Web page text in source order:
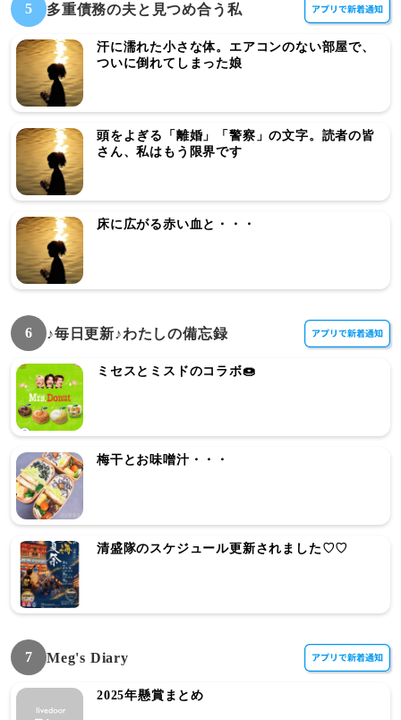
5 多重債務の夫と見つめ合う私
汗に濡れた小さな体。エアコンのない部屋で、
ついに倒れてしまった娘
頭をよぎる「離婚」「警察」の文字。読者の皆
さん、私はもう限界です
床に広がる赤い血と・・・
6 ♪毎日更新♪わたしの備忘録
ミセスとミスドのコラボ🍩
梅干とお味噌汁・・・
清盛隊のスケジュール更新されました♡♡
7 Meg's Diary
2025年懸賞まとめ